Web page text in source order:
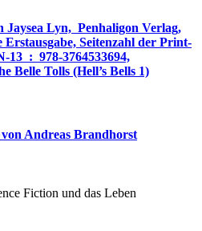
Jaysea Lyn, ‎ Penhaligon Verlag,
Erstausgabe, Seitenzahl der Print-
the Belle Tolls (Hell’s Bells 1)
Andreas Brandhorst
Fiction und das Leben